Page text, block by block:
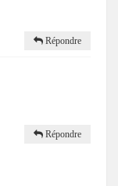
Répondre
Répondre